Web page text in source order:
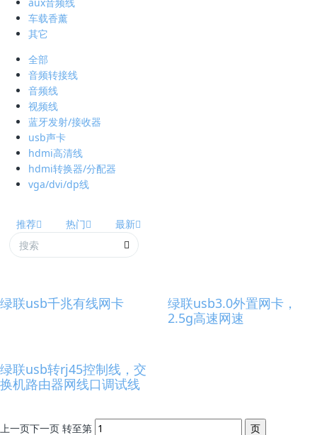
车载香薰
其它
全部
音频转接线
音频线
视频线
蓝牙发射/接收器
usb声卡
hdmi高清线
hdmi转换器/分配器
vga/dvi/dp线
推荐 热门 最新
绿联usb千兆有线网卡
绿联usb3.0外置网卡，
2.5g高速网速
绿联usb转rj45控制线，交
换机路由器网线口调试线
上一页下一页 转至第